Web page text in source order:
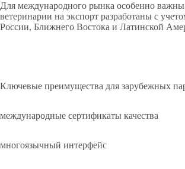
Для международного рынка особенно важны
ветеринарии на экспорт разработаны с
России, Ближнего Востока и Латинской
Ключевые преимущества для зарубежных
международные сертификаты качества
многоязычный интерфейс